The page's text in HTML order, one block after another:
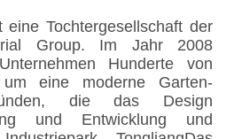
eine Tochtergesellschaft der
Group. Im Jahr 2008
Hunderte von
eine moderne Garten-
die das Design
und Entwicklung und